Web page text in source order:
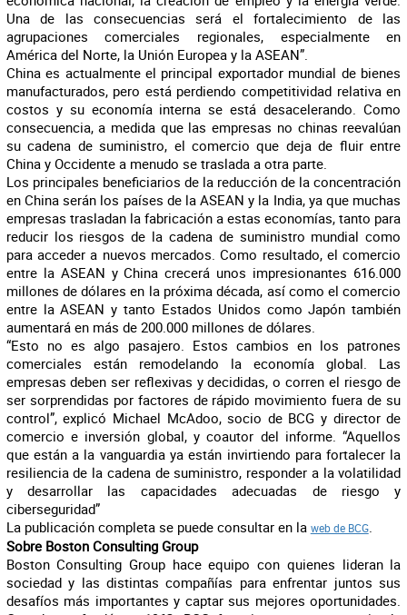
Una de las consecuencias será el fortalecimiento de las
agrupaciones comerciales regionales, especialmente en
América del Norte, la Unión Europea y la ASEAN”.
China es actualmente el principal exportador mundial de bienes
manufacturados, pero está perdiendo competitividad relativa en
costos y su economía interna se está desacelerando. Como
consecuencia, a medida que las empresas no chinas reevalúan
su cadena de suministro, el comercio que deja de fluir entre
China y Occidente a menudo se traslada a otra parte.
Los principales beneficiarios de la reducción de la concentración
en China serán los países de la ASEAN y la India, ya que muchas
empresas trasladan la fabricación a estas economías, tanto para
reducir los riesgos de la cadena de suministro mundial como
para acceder a nuevos mercados. Como resultado, el comercio
entre la ASEAN y China crecerá unos impresionantes 616.000
millones de dólares en la próxima década, así como el comercio
entre la ASEAN y tanto Estados Unidos como Japón también
aumentará en más de 200.000 millones de dólares.
“Esto no es algo pasajero. Estos cambios en los patrones
comerciales están remodelando la economía global. Las
empresas deben ser reflexivas y decididas, o corren el riesgo de
ser sorprendidas por factores de rápido movimiento fuera de su
control”, explicó Michael McAdoo, socio de BCG y director de
comercio e inversión global, y coautor del informe. “Aquellos
que están a la vanguardia ya están invirtiendo para fortalecer la
resiliencia de la cadena de suministro, responder a la volatilidad
y desarrollar las capacidades adecuadas de riesgo y
ciberseguridad”
La publicación completa se puede consultar en la web de BCG.
Sobre Boston Consulting Group
Boston Consulting Group hace equipo con quienes lideran la
sociedad y las distintas compañías para enfrentar juntos sus
desafíos más importantes y captar sus mejores oportunidades.